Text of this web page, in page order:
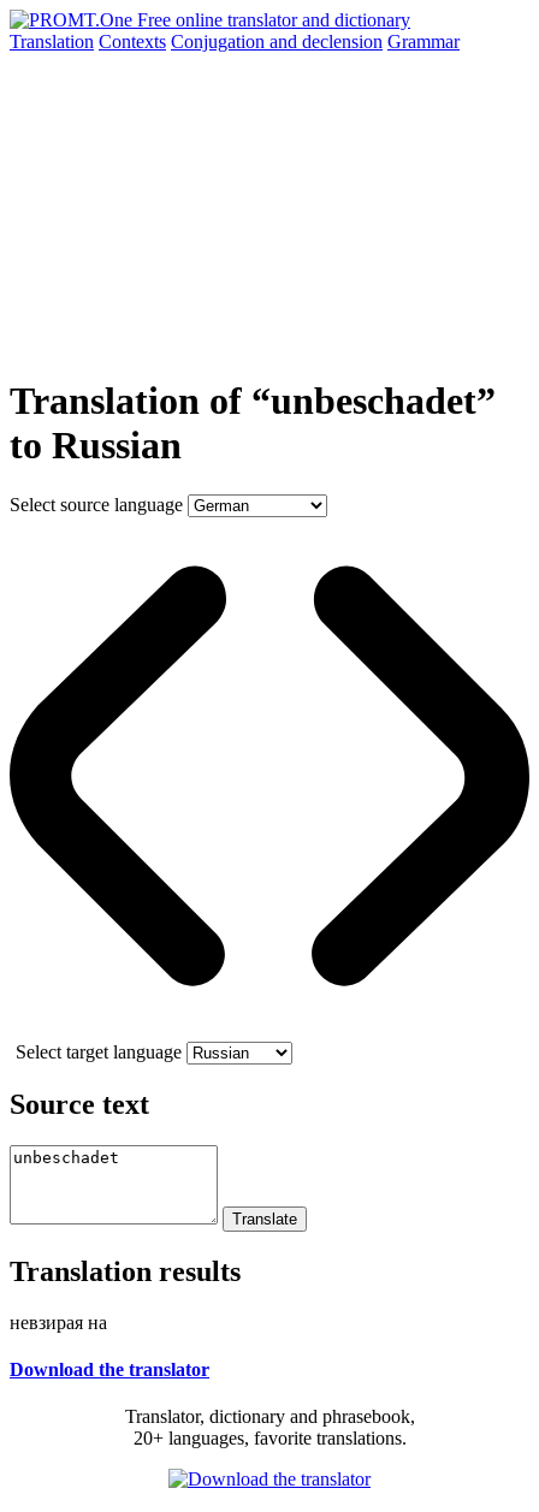
Translation Contexts Conjugation and declension Grammar
Translation of “unbeschadet”
to Russian
Select source language
Select target language
Source text
Translation results
невзирая на
Download the translator
Translator, dictionary and phrasebook,
20+ languages, favorite translations.